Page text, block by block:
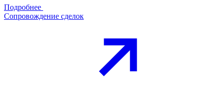
Подробнее
Сопровождение сделок